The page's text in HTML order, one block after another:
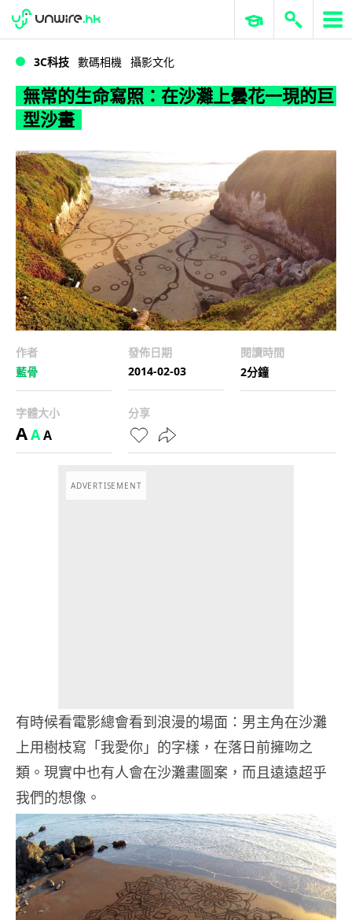
WWDC 2026 ERP 與商業 AI
3C科技 數碼相機 攝影文化
無常的生命寫照：在沙灘上曇花一現的巨
型沙畫
作者
藍骨
發佈日期
2014-02-03
閱讀時間
2分鐘
字體大小
AAA
分享
ADVERTISEMENT
有時候看電影總會看到浪漫的場面：男主角在沙灘
上用樹枝寫「我愛你」的字樣，在落日前擁吻之
類。現實中也有人會在沙灘畫圖案，而且遠遠超乎
我們的想像。